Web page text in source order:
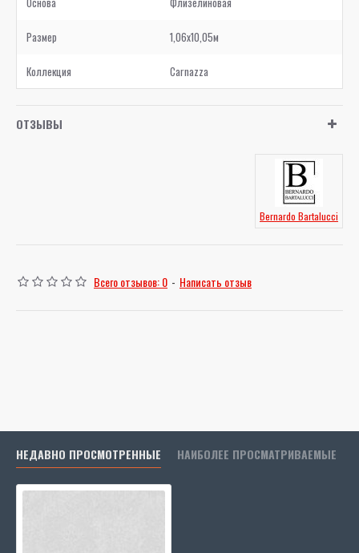
Размер 1,06x10,05м
Коллекция Carnazza
ОТЗЫВЫ
Bernardo Bartalucci
Всего отзывов: 0 - Написать отзыв
НЕДАВНО ПРОСМОТРЕННЫЕ НАИБОЛЕЕ ПРОСМАТРИВАЕМЫЕ